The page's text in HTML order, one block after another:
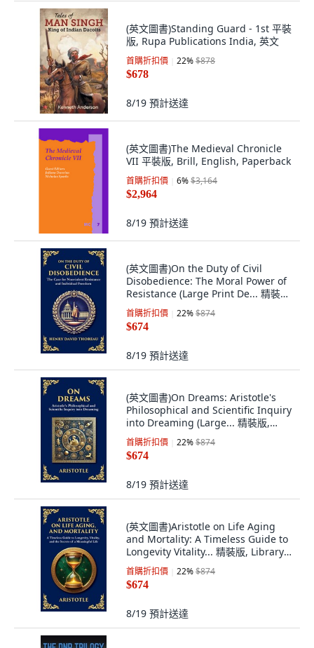
(英文圖書)Standing Guard - 1st 平裝
版, Rupa Publications India, 英文
首購折扣價 22%$878
$678
8/19 預計送達
(英文圖書)The Medieval Chronicle
VII 平裝版, Brill, English, Paperback
首購折扣價 6%$3,164
$2,964
8/19 預計送達
(英文圖書)On the Duty of Civil
Disobedience: The Moral Power of
Resistance (Large Print De... 精裝版,
Library of Alexandria, 英文
首購折扣價 22%$874
$674
8/19 預計送達
(英文圖書)On Dreams: Aristotle's
Philosophical and Scientific Inquiry
into Dreaming (Large... 精裝版,
Library of Alexandria, 英文
首購折扣價 22%$874
$674
8/19 預計送達
(英文圖書)Aristotle on Life Aging
and Mortality: A Timeless Guide to
Longevity Vitality... 精裝版, Library
of Alexandria, 英文
首購折扣價 22%$874
$674
8/19 預計送達